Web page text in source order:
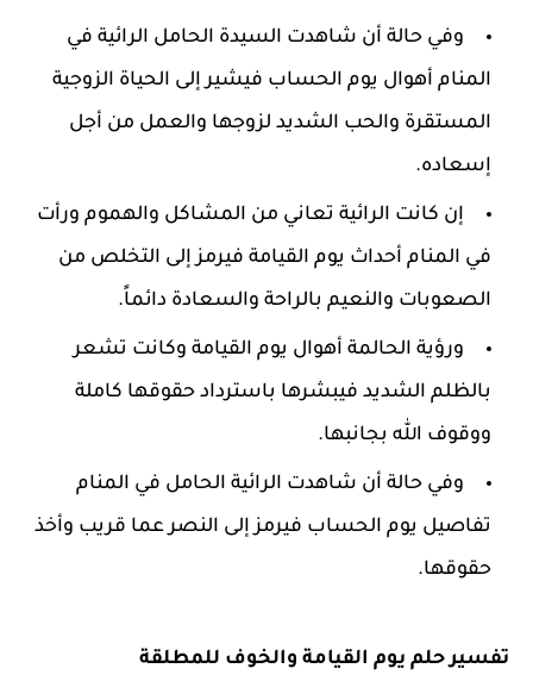
وفي حالة أن شاهدت السيدة الحامل الرائية في
المنام أهوال يوم الحساب فيشير إلى الحياة الزوجية
المستقرة والحب الشديد لزوجها والعمل من أجل
إسعاده.
إن كانت الرائية تعاني من المشاكل والهموم ورأت
في المنام أحداث يوم القيامة فيرمز إلى التخلص من
الصعوبات والنعيم بالراحة والسعادة دائماً.
ورؤية الحالمة أهوال يوم القيامة وكانت تشعر
بالظلم الشديد فيبشرها باسترداد حقوقها كاملة
ووقوف الله بجانبها.
وفي حالة أن شاهدت الرائية الحامل في المنام
تفاصيل يوم الحساب فيرمز إلى النصر عما قريب وأخذ
حقوقها.
تفسير حلم يوم القيامة والخوف للمطلقة